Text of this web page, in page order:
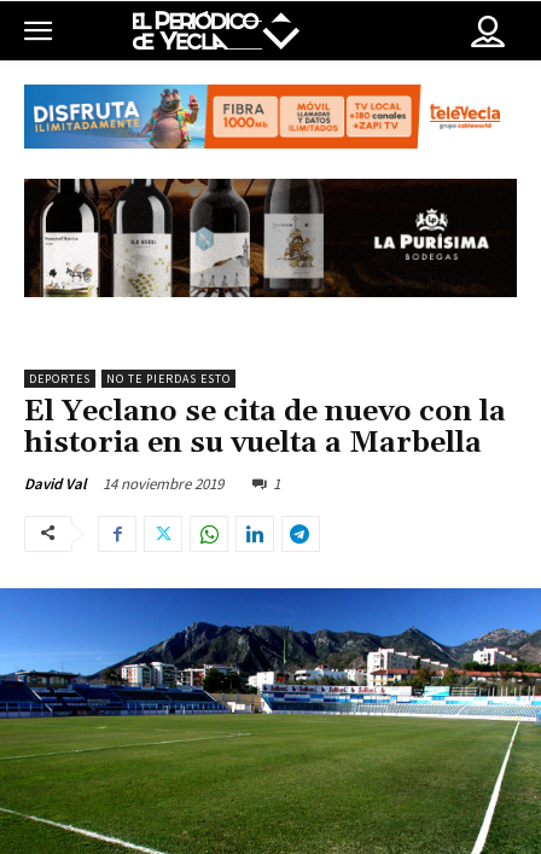
DEPORTES NO TE PIERDAS ESTO
El Yeclano se cita de nuevo con la
historia en su vuelta a Marbella
David Val 14 noviembre 2019 1